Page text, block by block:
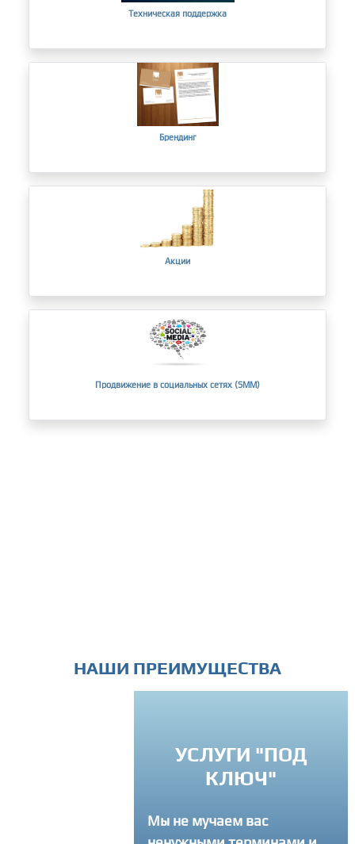
Техническая поддержка
Брендинг
Акции
Продвижение в социальных сетях (SMM)
НАШИ ПРЕИМУЩЕСТВА
УСЛУГИ "ПОД
Вы можете